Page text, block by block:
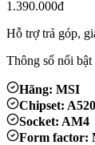
1.390.000đ
Hỗ trợ trả góp,
Thông số nổi bật
Hãng: MSI
Chipset: A520
Socket: AM4
Form factor: